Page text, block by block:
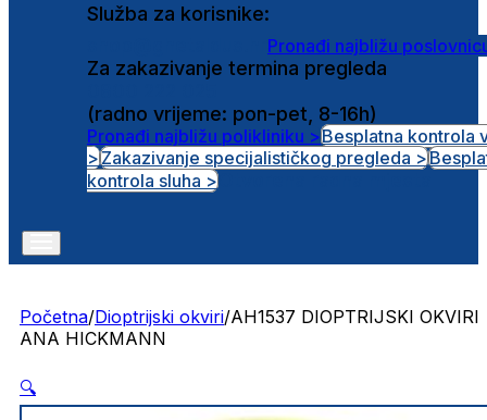
Služba za korisnike:
Pronađi najbližu
Za zakazivanje termina pregleda
(radno vrijeme: pon-pet, 8-16h)
Pronađi najbližu polikliniku >Besplatna kontrola
>Zakazivanje specijalističkog pregleda >
kontrola sluha >
Početna/Dioptrijski okviri/AH1537 DIOPTRIJSKI OKVIRI
ANA HICKMANN
🔍